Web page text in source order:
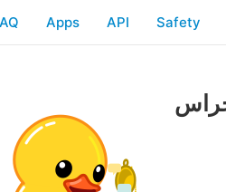
Apps API Safety
حراس